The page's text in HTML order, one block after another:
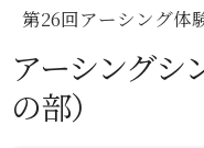
第26回アーシング体
アーシングシ
の部）